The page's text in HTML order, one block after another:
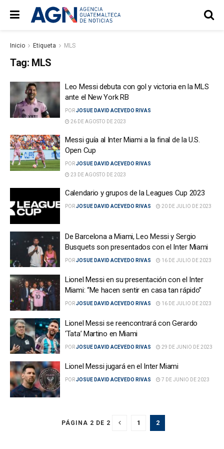
Inicio Etiqueta MLS
Tag: MLS
Leo Messi debuta con gol y victoria en la MLS
ante el New York RB
PORJOSUE DAVID ACEVEDO RIVAS
26 DE AGOSTO DE 2023
Messi guía al Inter Miami a la final de la U.S.
Open Cup
PORJOSUE DAVID ACEVEDO RIVAS
23 DE AGOSTO DE 2023
Calendario y grupos de la Leagues Cup 2023
PORJOSUE DAVID ACEVEDO RIVAS 20 DE JULIO DE 2023
De Barcelona a Miami, Leo Messi y Sergio
Busquets son presentados con el Inter Miami
PORJOSUE DAVID ACEVEDO RIVAS 16 DE JULIO DE 2023
Lionel Messi en su presentación con el Inter
Miami: “Me hacen sentir en casa tan rápido”
PORJOSUE DAVID ACEVEDO RIVAS 16 DE JULIO DE 2023
Lionel Messi se reencontrará con Gerardo
‘Tata’ Martino en Miami
PORJOSUE DAVID ACEVEDO RIVAS 29 DE JUNIO DE 2023
Lionel Messi jugará en el Inter Miami
PORJOSUE DAVID ACEVEDO RIVAS 7 DE JUNIO DE 2023
PÁGINA 2 DE 2 1 2